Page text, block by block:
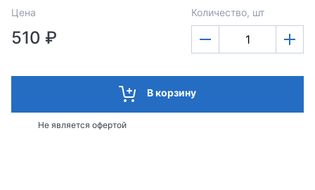
Цена
510 ₽
Количество, шт
В корзину
Не является офертой